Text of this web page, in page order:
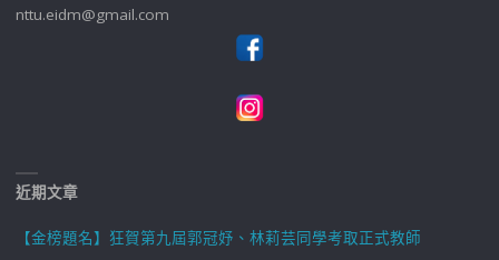
nttu.eidm@gmail.com
近期文章
【金榜題名】狂賀第九屆郭冠妤、林莉芸同學考取正式教師